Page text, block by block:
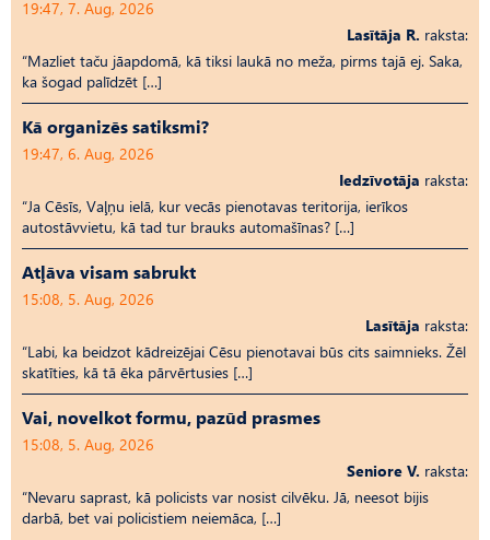
19:47, 7. Aug, 2026
Lasītāja R. raksta:
“Mazliet taču jāapdomā, kā tiksi laukā no meža, pirms tajā ej. Saka,
ka šogad palīdzēt […]
Kā organizēs satiksmi?
19:47, 6. Aug, 2026
Iedzīvotāja raksta:
“Ja Cēsīs, Vaļņu ielā, kur vecās pienotavas teritorija, ierīkos
autostāvvietu, kā tad tur brauks automašīnas? […]
Atļāva visam sabrukt
15:08, 5. Aug, 2026
Lasītāja raksta:
“Labi, ka beidzot kādreizējai Cēsu pienotavai būs cits saimnieks. Žēl
skatīties, kā tā ēka pārvērtusies […]
Vai, novelkot formu, pazūd prasmes
15:08, 5. Aug, 2026
Seniore V. raksta:
“Nevaru saprast, kā policists var nosist cilvēku. Jā, neesot bijis
darbā, bet vai policistiem neiemāca, […]